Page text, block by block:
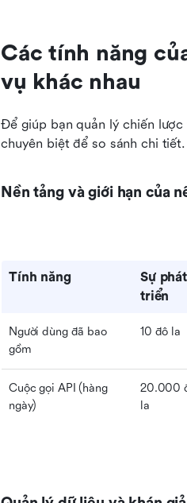
Các tính năng
vụ khác nhau
Để giúp bạn quản lý chiến
chuyên biệt để so sánh chi
Nền tảng và giới hạn của
Tính năng
Sự phát
triển
Người dùng đã bao
gồm
10 đô la
Cuộc gọi API (hàng
ngày)
20.000
la